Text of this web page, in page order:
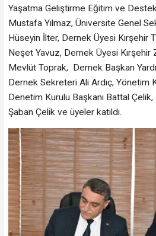
Yaşatma Geliştirme Eğitim ve
Mustafa Yılmaz, Üniversite Genel
Hüseyin İlter, Dernek Üyesi Kırşehir
Neşet Yavuz, Dernek Üyesi Kırşehir
Mevlüt Toprak, Dernek Başkan
Dernek Sekreteri Ali Ardıç, Yönetim
Denetim Kurulu Başkanı Battal
Şaban Çelik ve üyeler katıldı.